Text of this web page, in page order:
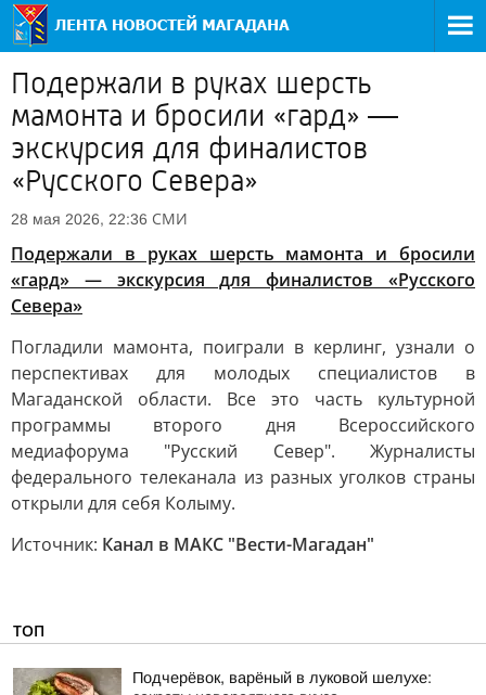
Подержали в руках шерсть
мамонта и бросили «гард» —
экскурсия для финалистов
«Русского Севера»
28 мая 2026, 22:36 СМИ
Подержали в руках шерсть мамонта и бросили
«гард» — экскурсия для финалистов «Русского
Севера»
Погладили мамонта, поиграли в керлинг, узнали о
перспективах для молодых специалистов в
Магаданской области. Все это часть культурной
программы второго дня Всероссийского
медиафорума "Русский Север". Журналисты
федерального телеканала из разных уголков страны
открыли для себя Колыму.
Источник: Канал в МАКС "Вести-Магадан"
ТОП
Подчерёвок, варёный в луковой шелухе: